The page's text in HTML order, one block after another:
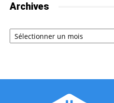
Archives
Archives